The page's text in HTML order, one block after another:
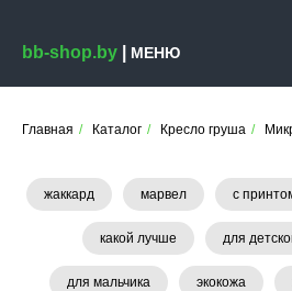
bb-shop.by МЕНЮ
Главная / Каталог / Кресло груша /
жаккард марвел с
какой лучше для
для мальчика экокожа